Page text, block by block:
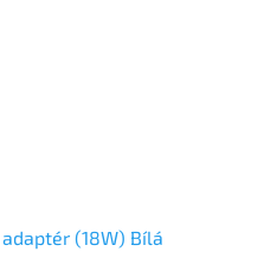
adaptér (18W) Bílá